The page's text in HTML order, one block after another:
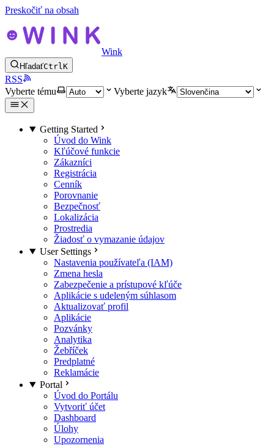
Preskočiť na obsah
Wink
HľadaťCtrlK
RSS
Vyberte tému
Vyberte jazyk
Getting Started
Úvod do Wink
Kľúčové funkcie
Zákazníci
Registrácia
Cenník
Porovnanie
Bezpečnosť
Lokalizácia
Prostredia
Žiadosť o vymazanie údajov
User Settings
Nastavenia používateľa (IAM)
Zmena hesla
Zabezpečenie a prístupové kľúče
Aplikácie s udeleným súhlasom
Aktualizovať profil
Aplikácie
Pozvánky
Analytika
Žebříček
Predplatné
Reklamácie
Portal
Úvod do Portálu
Vytvoriť účet
Dashboard
Úlohy
Upozornenia